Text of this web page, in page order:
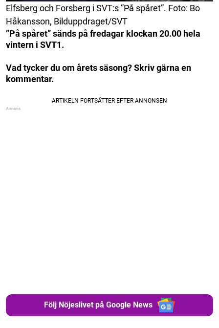
Elfsberg och Forsberg i SVT:s ”På spåret”. Foto: Bo
Håkansson, Bilduppdraget/SVT
”På spåret” sänds på fredagar klockan 20.00 hela
vintern i SVT1.
Vad tycker du om årets säsong? Skriv gärna en
kommentar.
Följ Nöjeslivet på Google News